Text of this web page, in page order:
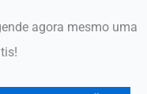
agora mesmo uma